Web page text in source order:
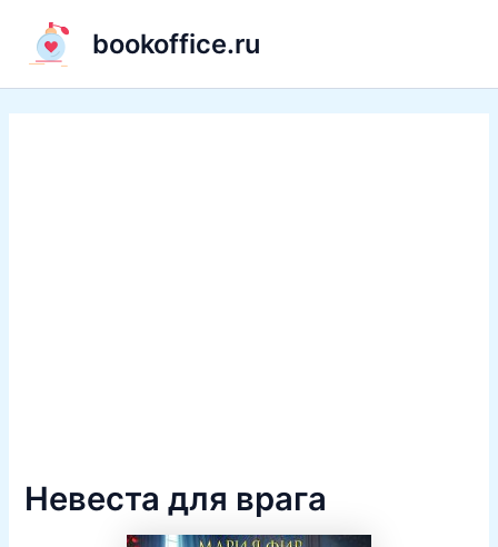
содержимому
bookoffice.ru
Невеста для врага